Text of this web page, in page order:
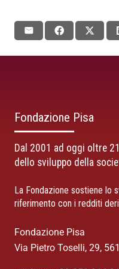
Fondazione Pisa
Dal 2001 ad oggi oltre
dello sviluppo della
La Fondazione sostiene lo
riferimento con i redditi
Fondazione Pisa
Via Pietro Toselli, 29,